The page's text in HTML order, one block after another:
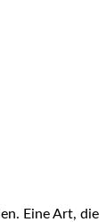
Eine ⁢Art, die